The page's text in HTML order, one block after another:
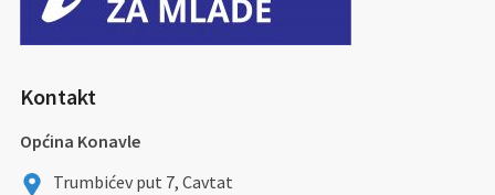
Kontakt
Općina Konavle
Trumbićev put 7, Cavtat